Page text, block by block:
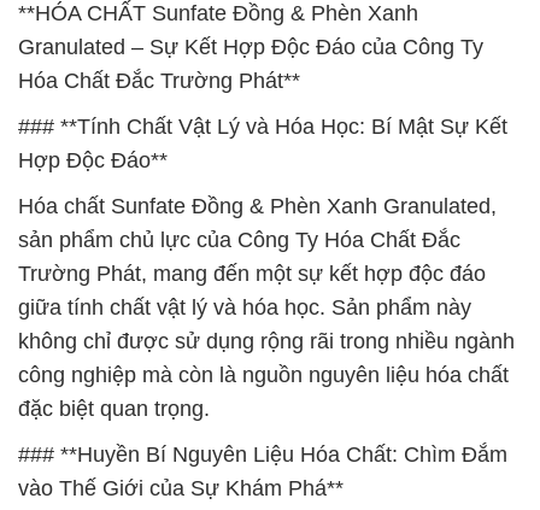
**HÓA CHẤT Sunfate Đồng & Phèn Xanh
Granulated – Sự Kết Hợp Độc Đáo của Công Ty
Hóa Chất Đắc Trường Phát**
### **Tính Chất Vật Lý và Hóa Học: Bí Mật Sự Kết
Hợp Độc Đáo**
Hóa chất Sunfate Đồng & Phèn Xanh Granulated,
sản phẩm chủ lực của Công Ty Hóa Chất Đắc
Trường Phát, mang đến một sự kết hợp độc đáo
giữa tính chất vật lý và hóa học. Sản phẩm này
không chỉ được sử dụng rộng rãi trong nhiều ngành
công nghiệp mà còn là nguồn nguyên liệu hóa chất
đặc biệt quan trọng.
### **Huyền Bí Nguyên Liệu Hóa Chất: Chìm Đắm
vào Thế Giới của Sự Khám Phá**